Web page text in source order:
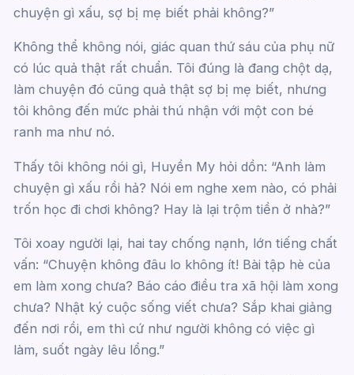
chuyện gì xấu, sợ bị mẹ biết phải không?”
Không thể không nói, giác quan thứ sáu của phụ nữ
có lúc quả thật rất chuẩn. Tôi đúng là đang chột dạ,
làm chuyện đó cũng quả thật sợ bị mẹ biết, nhưng
tôi không đến mức phải thú nhận với một con bé
ranh ma như nó.
Thấy tôi không nói gì, Huyền My hỏi dồn: “Anh làm
chuyện gì xấu rồi hả? Nói em nghe xem nào, có phải
trốn học đi chơi không? Hay là lại trộm tiền ở nhà?”
Tôi xoay người lại, hai tay chống nạnh, lớn tiếng chất
vấn: “Chuyện không đâu lo không ít! Bài tập hè của
em làm xong chưa? Báo cáo điều tra xã hội làm xong
chưa? Nhật ký cuộc sống viết chưa? Sắp khai giảng
đến nơi rồi, em thì cứ như người không có việc gì
làm, suốt ngày lêu lổng.”